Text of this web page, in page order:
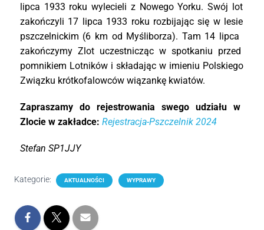
lipca 1933 rokuwylecieli z NowegoYorku.Swój lot
zakończyli 17 lipca 1933 roku rozbijającsię w lesie
pszczelnickim (6 km od Myśliborza). Tam 14 lipca
zakończymyZlot uczestniczącwspotkaniu przed
pomnikiem Lotników iskładającw imieniu Polskiego
Związku krótkofalowców wiązankę kwiatów.
Zapraszamy do rejestrowania swego udziału w
Zlocie w zakładce: Rejestracja-Pszczelnik 2024
Stefan SP1JJY
Kategorie: AKTUALNOŚCI WYPRAWY